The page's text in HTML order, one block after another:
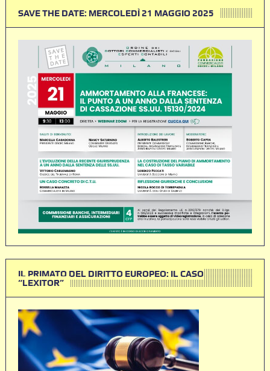
SAVE THE DATE: MERCOLEDÌ 21 MAGGIO 2025
IL PRIMATO DEL DIRITTO EUROPEO: IL CASO
“LEXITOR”